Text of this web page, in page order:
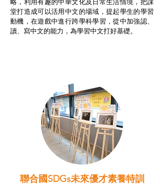
略，利用有趣的中華文化及日常生活情境，把課
堂打造成可以活用中文的場域，提起學生的學習
動機，在遊戲中進行跨學科學習，從中加強認、
讀、寫中文的能力，為學習中文打好基礎。
聯合國SDGs未來優才素養特訓